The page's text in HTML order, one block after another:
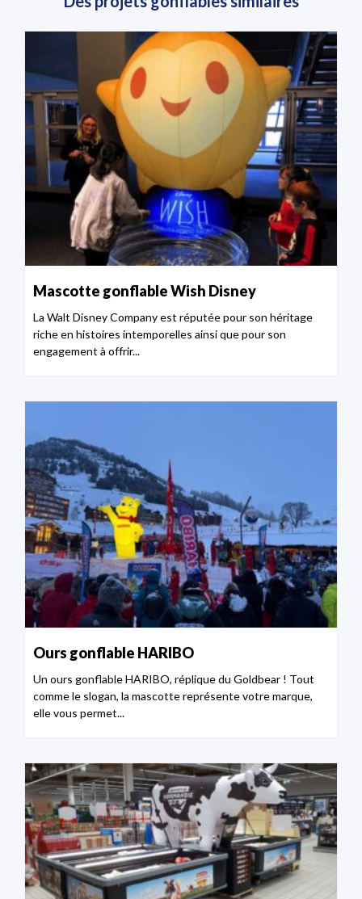
Mascotte gonflable Wish Disney
La Walt Disney Company est réputée pour son héritage
riche en histoires intemporelles ainsi que pour son
engagement à offrir...
Ours gonflable HARIBO
Un ours gonflable HARIBO, réplique du Goldbear ! Tout
comme le slogan, la mascotte représente votre marque,
elle vous permet...